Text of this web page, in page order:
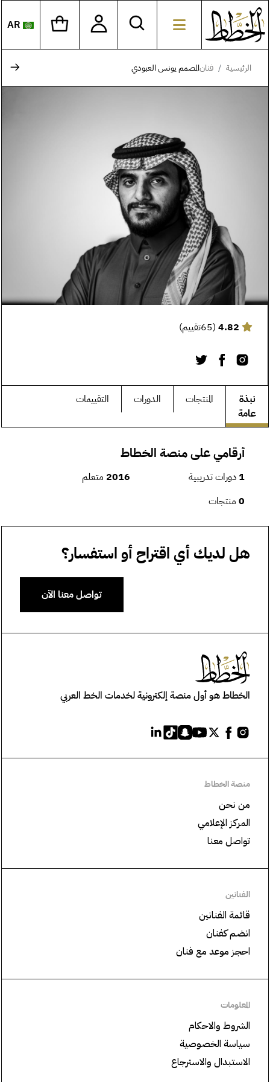
اختر AR
الرئيسية فنانالمصمم يونس العبودي
4.82 (65تقييم)
نبذة
عامة
المنتجات الدورات التقييمات
أرقامي على منصة الخطاط
1 دورات تدريبية 2016 متعلم
0منتجات
هل لديك أي اقتراح أو استفسار؟
تواصل معنا الآن
الخطاط هو أول منصة إلكترونية لخدمات الخط العربي
منصة الخطاط
من نحن
المركز الإعلامي
تواصل معنا
الفنانين
قائمة الفنانين
انضم كفنان
احجز موعد مع فنان
المعلومات
الشروط والاحكام
سياسة الخصوصية
الاستبدال والاسترجاع